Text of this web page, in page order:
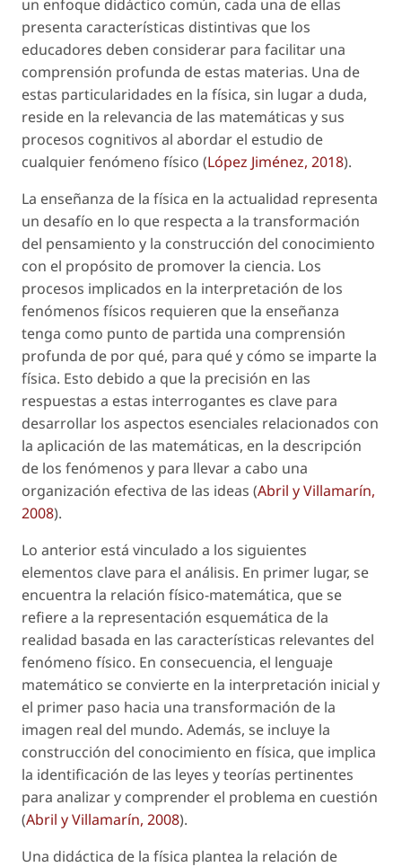
un enfoque didáctico común, cada una de ellas
presenta características distintivas que los
educadores deben considerar para facilitar una
comprensión profunda de estas materias. Una de
estas particularidades en la física, sin lugar a duda,
reside en la relevancia de las matemáticas y sus
procesos cognitivos al abordar el estudio de
cualquier fenómeno físico (López Jiménez, 2018).
La enseñanza de la física en la actualidad representa
un desafío en lo que respecta a la transformación
del pensamiento y la construcción del conocimiento
con el propósito de promover la ciencia. Los
procesos implicados en la interpretación de los
fenómenos físicos requieren que la enseñanza
tenga como punto de partida una comprensión
profunda de por qué, para qué y cómo se imparte la
física. Esto debido a que la precisión en las
respuestas a estas interrogantes es clave para
desarrollar los aspectos esenciales relacionados con
la aplicación de las matemáticas, en la descripción
de los fenómenos y para llevar a cabo una
organización efectiva de las ideas (Abril y Villamarín,
2008).
Lo anterior está vinculado a los siguientes
elementos clave para el análisis. En primer lugar, se
encuentra la relación físico-matemática, que se
refiere a la representación esquemática de la
realidad basada en las características relevantes del
fenómeno físico. En consecuencia, el lenguaje
matemático se convierte en la interpretación inicial y
el primer paso hacia una transformación de la
imagen real del mundo. Además, se incluye la
construcción del conocimiento en física, que implica
la identificación de las leyes y teorías pertinentes
para analizar y comprender el problema en cuestión
(Abril y Villamarín, 2008).
Una didáctica de la física plantea la relación de